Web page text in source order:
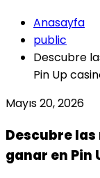
Anasayfa
public
Descubre
Pin Up
Mayıs 20, 2026
Descubre
ganar en Pin